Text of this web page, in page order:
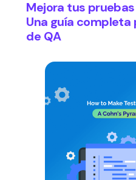
Mejora tus pruebas
Una guía completa
de QA